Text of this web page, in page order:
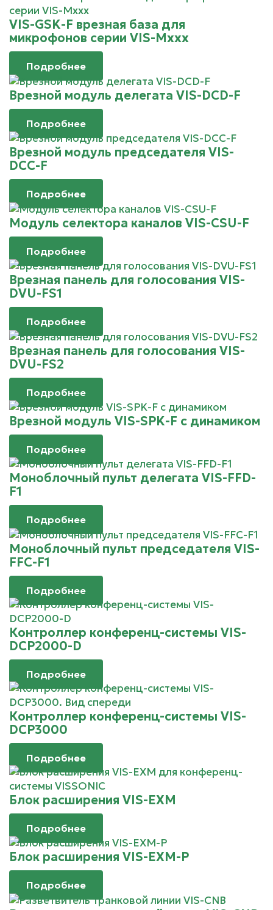
VIS-GSK-F врезная база для
микрофонов серии VIS-Mxxx
Подробнее
Врезной модуль делегата VIS-DCD-F
Подробнее
Врезной модуль председателя VIS-
DCC-F
Подробнее
Модуль селектора каналов VIS-CSU-F
Подробнее
Врезная панель для голосования VIS-
DVU-FS1
Подробнее
Врезная панель для голосования VIS-
DVU-FS2
Подробнее
Врезной модуль VIS-SPK-F с динамиком
Подробнее
Моноблочный пульт делегата VIS-FFD-
F1
Подробнее
Моноблочный пульт председателя VIS-
FFC-F1
Подробнее
Контроллер конференц-системы VIS-
DCP2000-D
Подробнее
Контроллер конференц-системы VIS-
DCP3000
Подробнее
Блок расширения VIS-EXM
Подробнее
Блок расширения VIS-EXM-P
Подробнее